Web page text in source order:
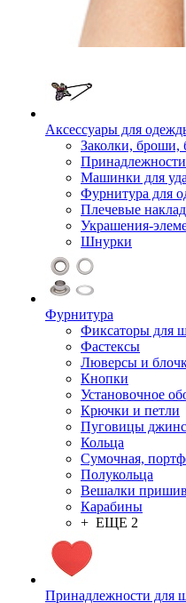
Аксессуары для
Заколки, броши,
Машинки для
Фурнитура для
Плечевые
Украшения-
Шнурки
Фурнитура
Фиксаторы для
Фастексы
Люверсы и
Кнопки
Установочное
Крючки и петли
Пуговицы
Кольца
Сумочная,
Полукольца
Вешалки
Карабины
+ ЕЩЕ 2
Принадлежности для